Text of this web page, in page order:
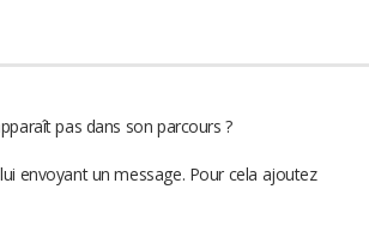
pas dans son parcours ?
envoyant un message. Pour cela ajoutez